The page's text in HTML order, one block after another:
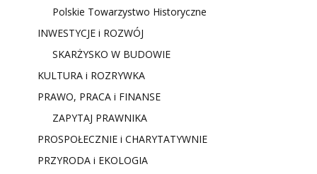
Polskie Towarzystwo Historyczne
INWESTYCJE i ROZWÓJ
SKARŻYSKO W BUDOWIE
KULTURA i ROZRYWKA
PRAWO, PRACA i FINANSE
ZAPYTAJ PRAWNIKA
PROSPOŁECZNIE i CHARYTATYWNIE
PRZYRODA i EKOLOGIA